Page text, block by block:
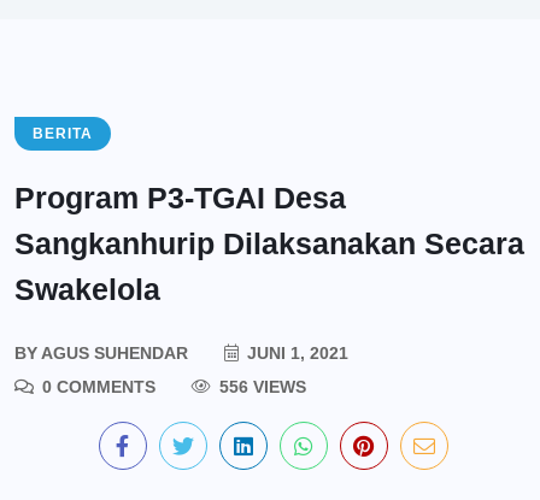
BERITA
Program P3-TGAI Desa
Sangkanhurip Dilaksanakan Secara
Swakelola
BYAGUS SUHENDAR
JUNI 1, 2021
0 COMMENTS
556 VIEWS